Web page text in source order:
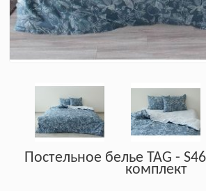
Постельное белье TAG -
комплект